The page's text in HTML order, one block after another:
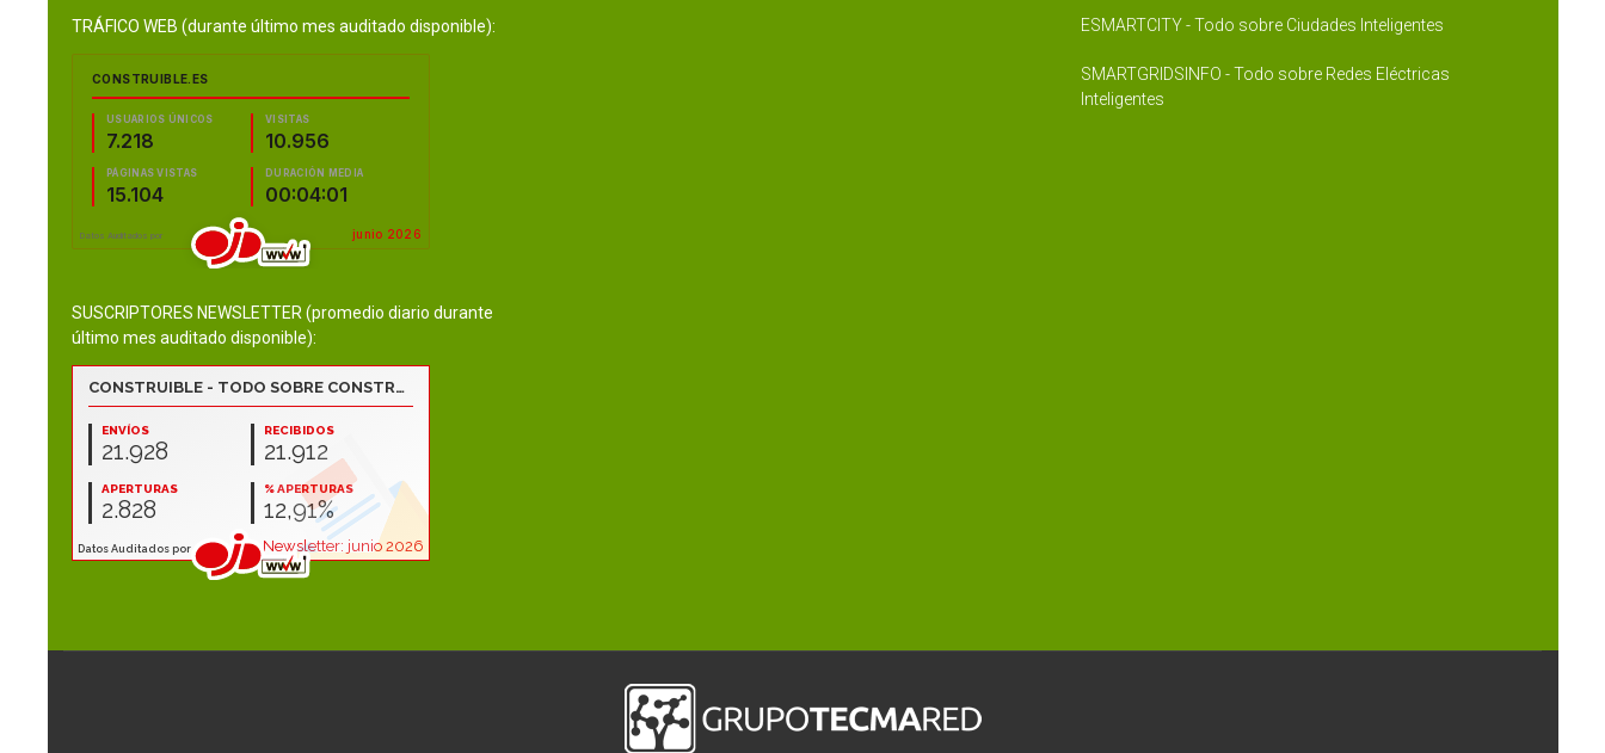
TRÁFICO WEB (durante último mes auditado disponible):
SUSCRIPTORES NEWSLETTER (promedio diario durante
último mes auditado disponible):
ESMARTCITY - Todo sobre Ciudades Inteligentes
SMARTGRIDSINFO - Todo sobre Redes Eléctricas
Inteligentes